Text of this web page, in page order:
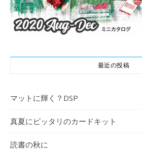
最近の投稿
マットに輝く？DSP
真夏にピッタリのカードキット
読書の秋に